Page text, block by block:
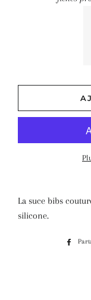
La suce bibs
silicone.